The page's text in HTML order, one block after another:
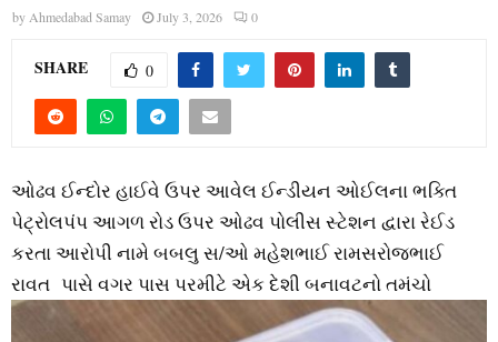
by Ahmedabad Samay July 3, 2026 0
SHARE 0
ઓઢવ ઈન્દોર હાઈવે ઉપર આવેલ ઈન્ડીયન ઓઈલના ભક્તિ
પેટ્રોલપંપ આગળ રોડ ઉપર ઓઢવ પોલીસ સ્ટેશન દ્વારા રેઈડ
કરતા આરોપી નામે બબલુ સ/ઓ મહેશભાઈ રામસરોજભાઈ
રાવત પાસે વગર પાસ પરમીટે એક દેશી બનાવટનો તમંચો